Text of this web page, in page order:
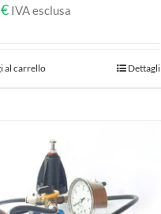
€ IVA esclusa
al carrello Dettagli